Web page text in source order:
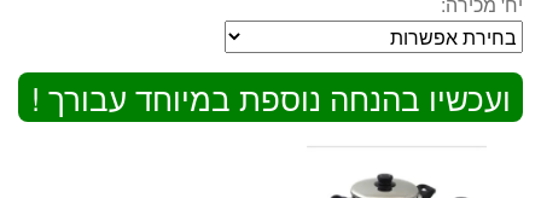
ועכשיו בהנחה נוספת במיוחד עבורך !